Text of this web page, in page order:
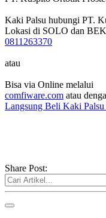
Kaki Palsu hubungi PT.
Lokasi di SOLO dan
0811263370
atau
Bisa via Online melalui
comfiware.com atau
Langsung Beli Kaki
Share Post: